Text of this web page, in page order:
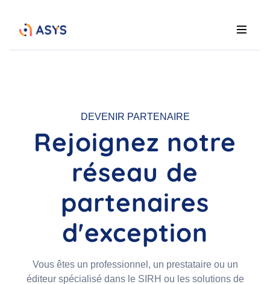
DEVENIR PARTENAIRE
Rejoignez notre
réseau de
partenaires
d'exception
Vous êtes un professionnel, un prestataire ou un
éditeur spécialisé dans le SIRH ou les solutions de